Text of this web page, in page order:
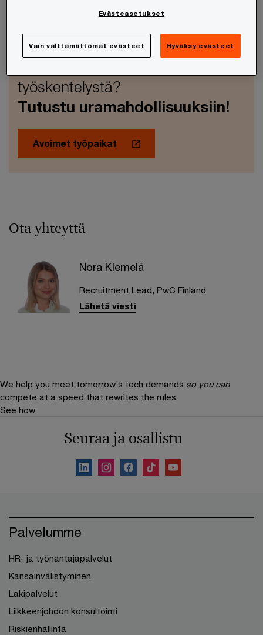
työskentelystä?
Tutustu uramahdollisuuksiin!
Avoimet työpaikat
Ota yhteyttä
Nora Klemelä
Recruitment Lead, PwC Finland
Lähetä viesti
We help you meet tomorrow’s tech demands so you can
compete at a speed that rewrites the rules
See how
Seuraa ja osallistu
Palvelumme
HR- ja työnantajapalvelut
Kansainvälistyminen
Lakipalvelut
Liikkeenjohdon konsultointi
Riskienhallinta
Evästeasetukset
Vain välttämättömät evästeet Hyväksy evästeet